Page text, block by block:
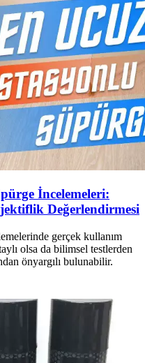
İncelemeleri:
Değerlendirmesi
gerçek kullanım
olsa da bilimsel testlerden
önyargılı bulunabilir.